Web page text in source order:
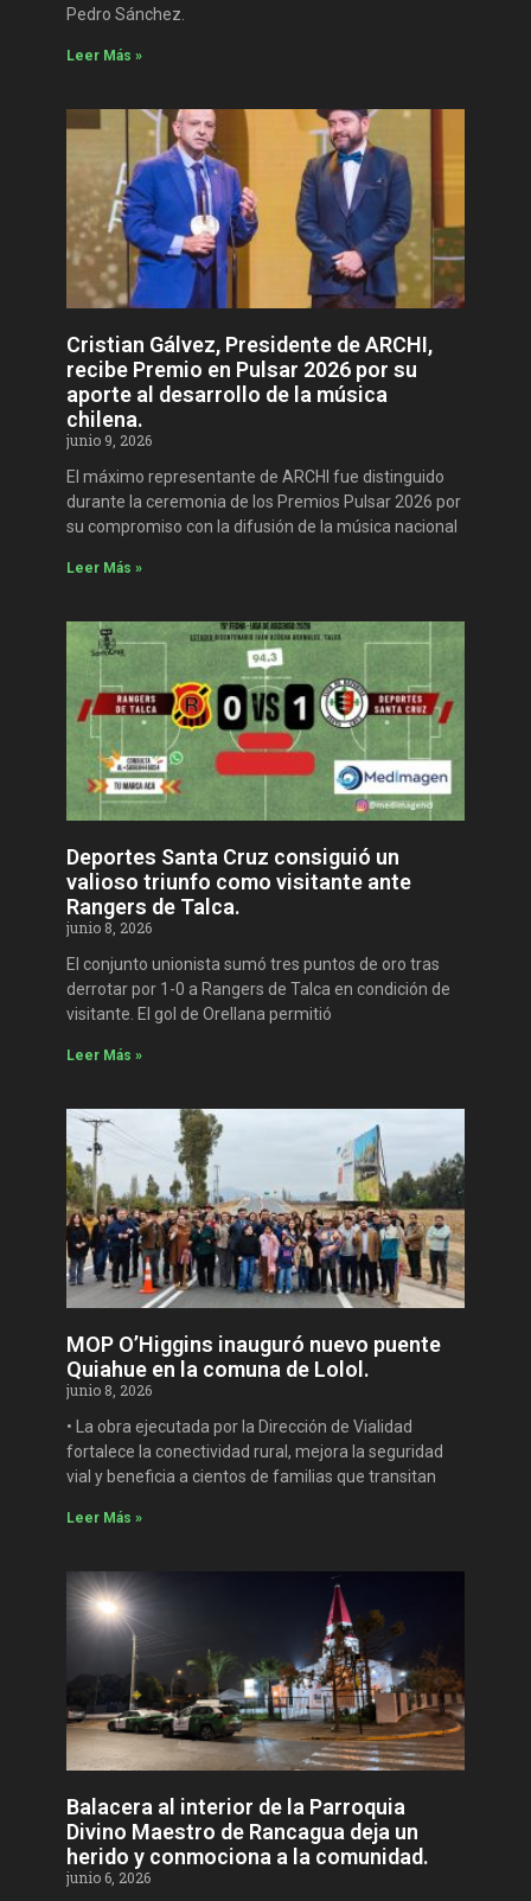
Pedro Sánchez.
Leer Más »
Cristian Gálvez, Presidente de ARCHI,
recibe Premio en Pulsar 2026 por su
aporte al desarrollo de la música
chilena.
junio 9, 2026
El máximo representante de ARCHI fue distinguido
durante la ceremonia de los Premios Pulsar 2026 por
su compromiso con la difusión de la música nacional
Leer Más »
Deportes Santa Cruz consiguió un
valioso triunfo como visitante ante
Rangers de Talca.
junio 8, 2026
El conjunto unionista sumó tres puntos de oro tras
derrotar por 1-0 a Rangers de Talca en condición de
visitante. El gol de Orellana permitió
Leer Más »
MOP O’Higgins inauguró nuevo puente
Quiahue en la comuna de Lolol.
junio 8, 2026
• La obra ejecutada por la Dirección de Vialidad
fortalece la conectividad rural, mejora la seguridad
vial y beneficia a cientos de familias que transitan
Leer Más »
Balacera al interior de la Parroquia
Divino Maestro de Rancagua deja un
herido y conmociona a la comunidad.
junio 6, 2026